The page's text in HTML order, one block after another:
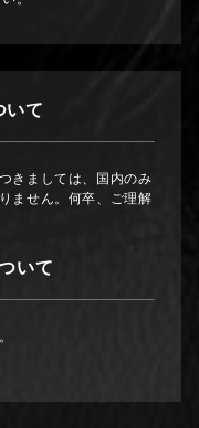
いて
きましては、国内のみ
ません。何卒、ご理解
いて